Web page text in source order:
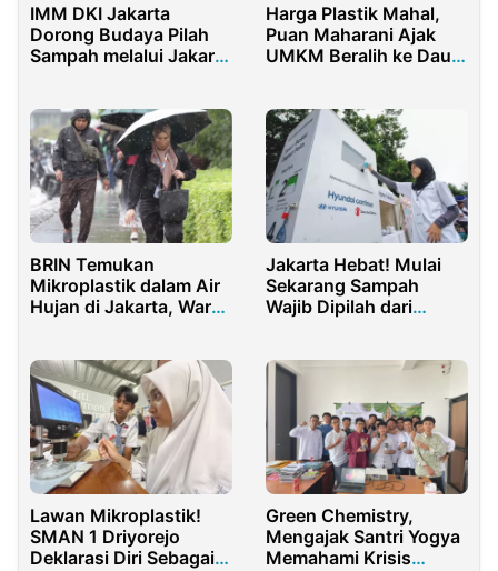
IMM DKI Jakarta
Dorong Budaya Pilah
Sampah melalui Jakarta
Harga Plastik Mahal,
Puan Maharani Ajak
UMKM Beralih ke Daun
BRIN Temukan
Mikroplastik dalam Air
Hujan di Jakarta, Warga
Jakarta Hebat! Mulai
Sekarang Sampah
Wajib Dipilah dari
Lawan Mikroplastik!
SMAN 1 Driyorejo
Deklarasi Diri Sebagai
Green Chemistry,
Mengajak Santri Yogya
Memahami Krisis